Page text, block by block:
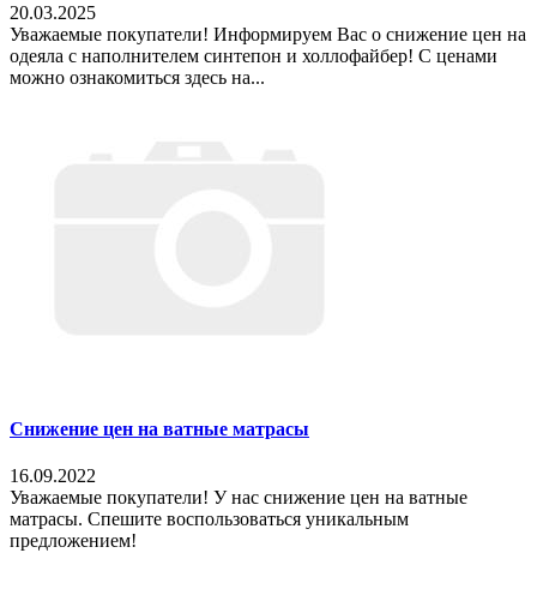
20.03.2025
Уважаемые покупатели! Информируем Вас о снижение цен на
одеяла с наполнителем синтепон и холлофайбер! С ценами
можно ознакомиться здесь на...
Снижение цен на ватные матрасы
16.09.2022
Уважаемые покупатели! У нас снижение цен на ватные
матрасы. Спешите воспользоваться уникальным
предложением!